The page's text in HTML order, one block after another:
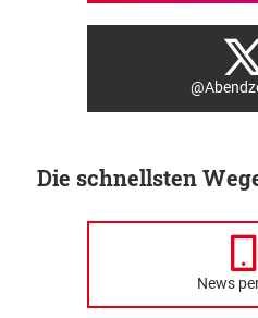
Die schnellsten
News